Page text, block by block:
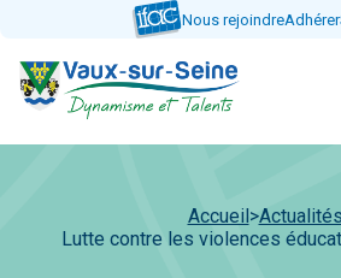
contenu
Nous rejoindreAdhérer
Accueil>Actualités
Lutte contre les violences